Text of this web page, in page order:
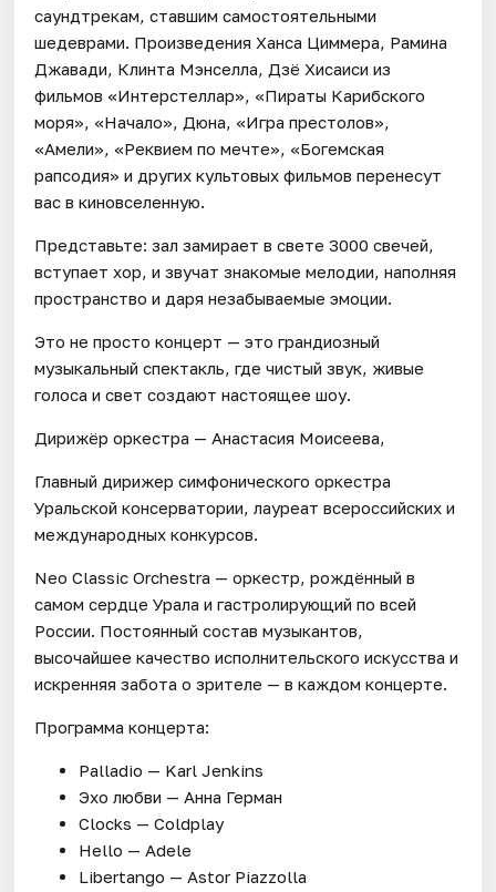
саундтрекам, ставшим самостоятельными
шедеврами. Произведения Ханса Циммера, Рамина
Джавади, Клинта Мэнселла, Дзё Хисаиси из
фильмов «Интерстеллар», «Пираты Карибского
моря», «Начало», Дюна, «Игра престолов»,
«Амели», «Реквием по мечте», «Богемская
рапсодия» и других культовых фильмов перенесут
вас в киновселенную.
Представьте: зал замирает в свете 3000 свечей,
вступает хор, и звучат знакомые мелодии, наполняя
пространство и даря незабываемые эмоции.
Это не просто концерт — это грандиозный
музыкальный спектакль, где чистый звук, живые
голоса и свет создают настоящее шоу.
Дирижёр оркестра — Анастасия Моисеева,
Главный дирижер симфонического оркестра
Уральской консерватории, лауреат всероссийских и
международных конкурсов.
Neo Classic Orchestra — оркестр, рождённый в
самом сердце Урала и гастролирующий по всей
России. Постоянный состав музыкантов,
высочайшее качество исполнительского искусства и
искренняя забота о зрителе — в каждом концерте.
Программа концерта:
Palladio — Karl Jenkins
Эхо любви — Анна Герман
Clocks — Coldplay
Hello — Adele
Libertango — Astor Piazzolla